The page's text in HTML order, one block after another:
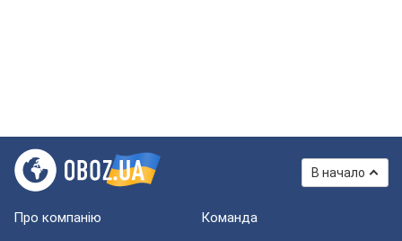
В начало
Про компанію Команда